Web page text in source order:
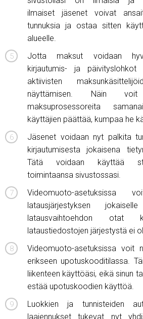
ilmaiset jäsenet voivat
tunnuksia ja ostaa sitten
alueelle.
Jotta maksut voidaan
kirjautumis- ja
aktiivisten
näyttämisen. Näin
maksuprosessoreita
käyttäjien päättää, kumpaa he
Jäsenet voidaan nyt palkita
kirjautumisesta jokaisena
Tätä voidaan käyttää
toimintaansa sivustossasi.
Videomuoto-
latausjärjestyksen
latausvaihtoehdon otat
lataustiedostojen järjestystä ei
Videomuoto-asetuksissa voit
erikseen upotuskooditilassa.
liikenteen käyttöäsi, eikä sinun
estää upotuskoodien käyttöä.
Luokkien ja tunnisteiden
laajennukset tukevat nyt